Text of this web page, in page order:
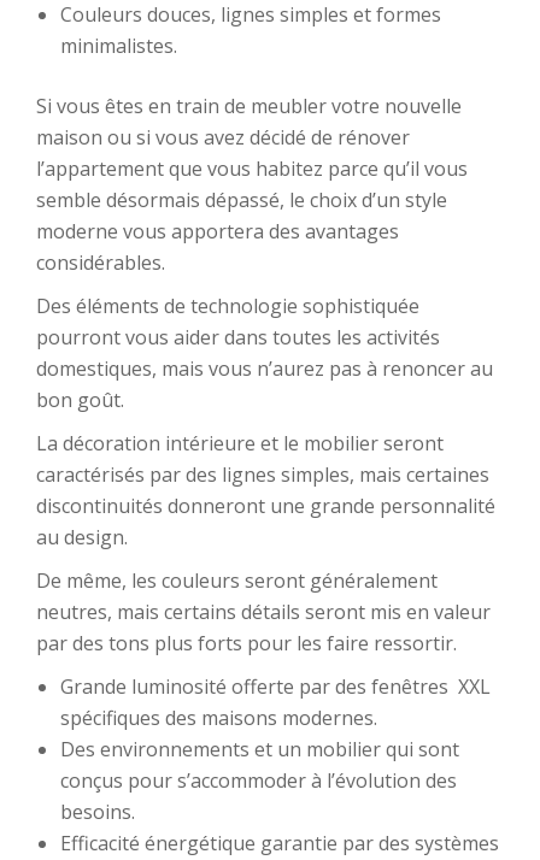
Couleurs douces, lignes simples et formes
minimalistes.
Si vous êtes en train de meubler votre nouvelle
maison ou si vous avez décidé de rénover
l’appartement que vous habitez parce qu’il vous
semble désormais dépassé, le choix d’un style
moderne vous apportera des avantages
considérables.
Des éléments de technologie sophistiquée
pourront vous aider dans toutes les activités
domestiques, mais vous n’aurez pas à renoncer au
bon goût.
La décoration intérieure et le mobilier seront
caractérisés par des lignes simples, mais certaines
discontinuités donneront une grande personnalité
au design.
De même, les couleurs seront généralement
neutres, mais certains détails seront mis en valeur
par des tons plus forts pour les faire ressortir.
Grande luminosité offerte par des fenêtres XXL
spécifiques des maisons modernes.
Des environnements et un mobilier qui sont
conçus pour s’accommoder à l’évolution des
besoins.
Efficacité énergétique garantie par des systèmes